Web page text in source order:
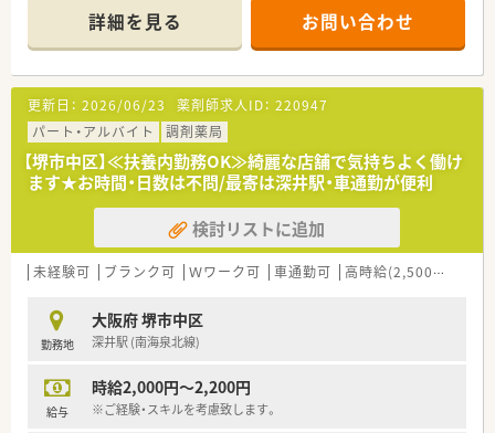
・経験豊富な先輩薬剤師さんが多数在籍しています。ブランク・
未経験の方でも、どの店舗に配属されても安心の環境がありま
す。
詳細を見る お問い合わせ
更新日： 2026/06/23 薬剤師求人ID： 220947
パート・アルバイト
調剤薬局
【堺市中区】≪扶養内勤務OK≫綺麗な店舗で気持ちよく働け
ます★お時間・日数は不問/最寄は深井駅・車通勤が便利
検討リストに追加
未経験可 ブランク可 Ｗワーク可 車通勤可 高時給(2,500円以上)
勤務地
大阪府 堺市中区
深井駅 (南海泉北線)
給与
時給2,000円～2,200円
※ご経験・スキルを考慮致します。